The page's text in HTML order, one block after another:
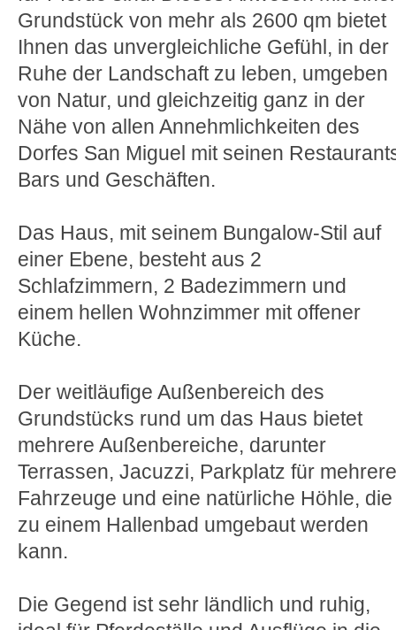
Grundstück von mehr als 2600 qm bietet
Ihnen das unvergleichliche Gefühl, in der
Ruhe der Landschaft zu leben, umgeben
von Natur, und gleichzeitig ganz in der
Nähe von allen Annehmlichkeiten des
Dorfes San Miguel mit seinen
Bars und Geschäften.
Das Haus, mit seinem Bungalow-Stil auf
einer Ebene, besteht aus 2
Schlafzimmern, 2 Badezimmern und
einem hellen Wohnzimmer mit offener
Küche.
Der weitläufige Außenbereich des
Grundstücks rund um das Haus bietet
mehrere Außenbereiche, darunter
Terrassen, Jacuzzi, Parkplatz für mehrere
Fahrzeuge und eine natürliche Höhle, die
zu einem Hallenbad umgebaut werden
kann.
Die Gegend ist sehr ländlich und ruhig,